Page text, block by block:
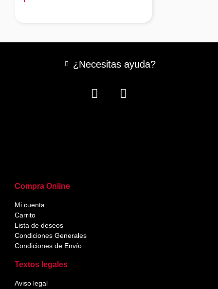
Compra Online
Mi cuenta
Carrito
Lista de deseos
Condiciones Generales
Condiciones de Envío
Textos legales
Aviso legal
¿Necesitas ayuda?